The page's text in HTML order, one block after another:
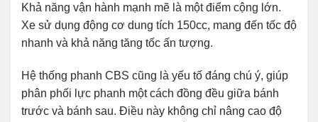
Khả năng vận hành mạnh mẽ là một điểm cộng lớn.
Xe sử dụng động cơ dung tích 150cc, mang đến tốc độ
nhanh và khả năng tăng tốc ấn tượng.
Hệ thống phanh CBS cũng là yếu tố đáng chú ý, giúp
phân phối lực phanh một cách đồng đều giữa bánh
trước và bánh sau. Điều này không chỉ nâng cao độ